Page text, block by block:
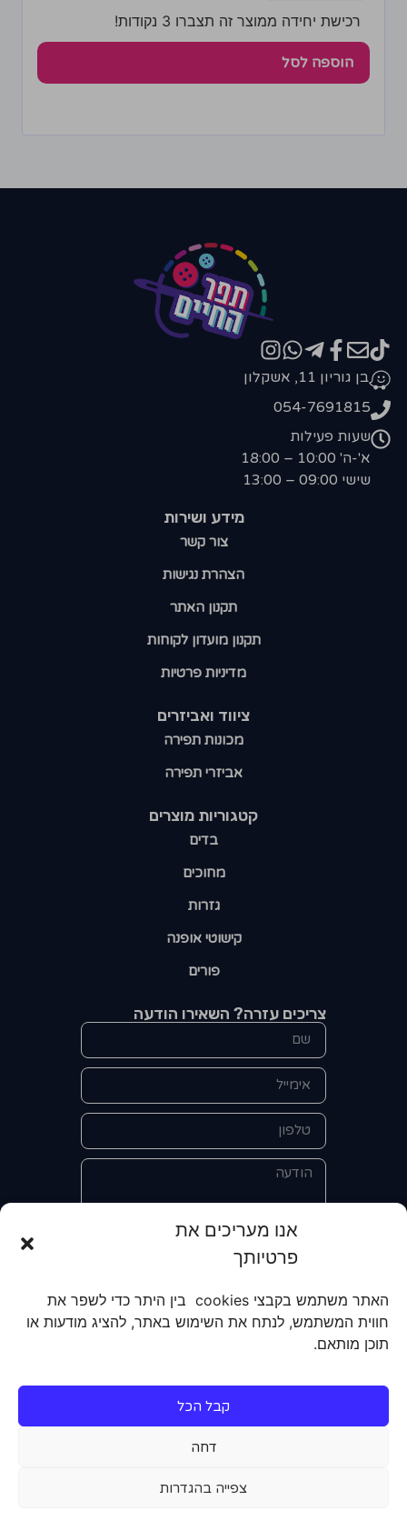
אנו מעריכים את
פרטיותך
האתר משתמש בקבצי cookies בין היתר כדי לשפר את
חווית המשתמש, לנתח את השימוש באתר, להציג מודעות או
תוכן מותאם.
קבל הכל
דחה
צפייה בהגדרות
רכישת יחידה ממוצר זה תצברו 3 נקודות!
הוספה לסל
קטגוריות מוצרים​
בדים
מחוכים
גזרות
קישוטי אופנה
פורים
ציווד ואביזרים
מכונות תפירה
אביזרי תפירה
מידע ושירות
צור קשר
הצהרת נגישות
תקנון האתר
תקנון מועדון לקוחות
מדיניות פרטיות
בן גוריון 11, אשקלון
054-7691815
שעות פעילות
א'-ה' 10:00 – 18:00
שישי 09:00 – 13:00
צריכים עזרה? השאירו הודעה
אני מאשר/ת את מסירת הפרטים
קבלת מידע על מוצרים, שירותים, מועדון
לקוחות. אני מודע/ת שאוכל לבטל את
הרישום שלי בכל עת ושעל מסירת הפרטים